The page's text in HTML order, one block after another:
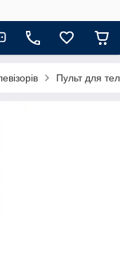
Пульт для